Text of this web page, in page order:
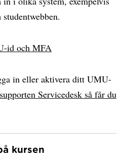
id och MFA
in eller aktivera ditt UMU-
Servicedesk så får du
kursen